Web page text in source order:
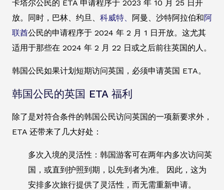
卡塔尔公民的 ETA 申请程序于 2023 年 10 月 25 日开
放。同时，巴林、约旦、 科威特、 阿曼、沙特阿拉伯和阿
联酋公民的申请程序于 2024 年 2 月 1 日开放。这尤其
适用于那些在 2024 年 2 月 22 日或之后前往英国的人。
韩国公民如果计划短期访问英国，必须申请英国 ETA。
韩国公民的英国 ETA 福利
除了是对符合条件的韩国公民访问英国的一项新要求外，
ETA 还带来了几大好处：
多次入境的灵活性：韩国游客可在两年内多次访问英
国，或直到护照到期，以先到者为准。 因此，这为
安排多次旅行提供了灵活性，而无需重新申请。